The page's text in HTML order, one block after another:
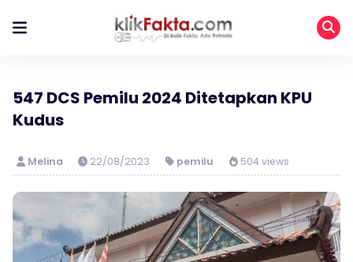
547 DCS Pemilu 2024 Ditetapkan KPU
Kudus
Melina 22/08/2023 pemilu 504 views